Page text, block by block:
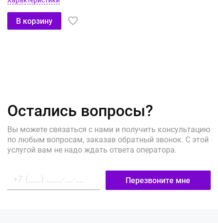
В корзину
Остались вопросы?
Вы можете связаться с нами и получить консультацию
по любым вопросам, заказав обратный звонок. С этой
услугой вам не надо ждать ответа оператора.
Перезвоните мне